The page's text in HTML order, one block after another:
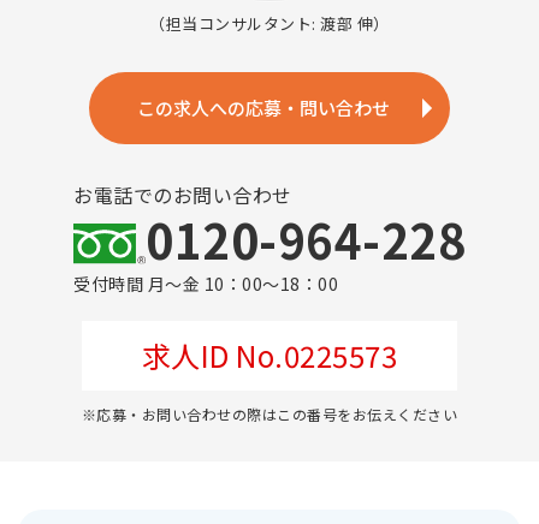
（担当コンサルタント: 渡部 伸）
この求人への応募・問い合わせ
お電話でのお問い合わせ
0120-964-228
受付時間 月～金 10：00～18：00
求人ID No.0225573
※応募・お問い合わせの際はこの番号をお伝えください